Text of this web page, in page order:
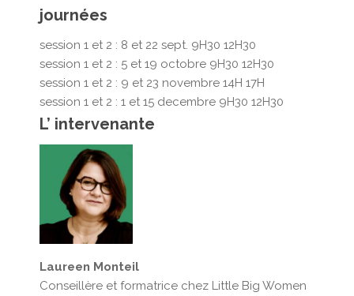
journées
session 1 et 2 : 8 et 22 sept. 9H30 12H30
session 1 et 2 : 5 et 19 octobre 9H30 12H30
session 1 et 2 : 9 et 23 novembre 14H 17H
session 1 et 2 : 1 et 15 decembre 9H30 12H30
L’ intervenante
Laureen Monteil
Conseillère et formatrice chez Little Big Women